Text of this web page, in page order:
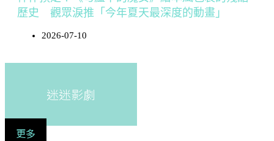
歷史 觀眾淚推「今年夏天最深度的動畫」
2026-07-10
迷迷影劇
更多